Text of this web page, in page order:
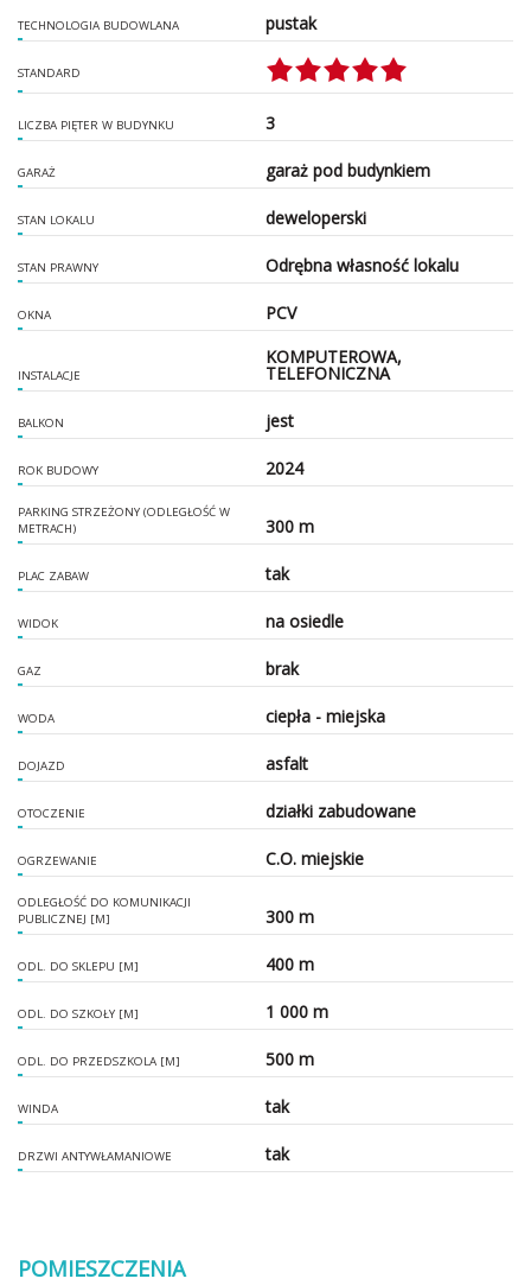
TECHNOLOGIA BUDOWLANA pustak
STANDARD
LICZBA PIĘTER W BUDYNKU 3
GARAŻ garaż pod budynkiem
STAN LOKALU deweloperski
STAN PRAWNY Odrębna własność lokalu
OKNA PCV
INSTALACJE
KOMPUTEROWA,
TELEFONICZNA
BALKON jest
ROK BUDOWY 2024
PARKING STRZEŻONY (ODLEGŁOŚĆ W
METRACH)
300 m
PLAC ZABAW tak
WIDOK na osiedle
GAZ brak
WODA ciepła - miejska
DOJAZD asfalt
OTOCZENIE działki zabudowane
OGRZEWANIE C.O. miejskie
ODLEGŁOŚĆ DO KOMUNIKACJI
PUBLICZNEJ [M]
300 m
ODL. DO SKLEPU [M] 400 m
ODL. DO SZKOŁY [M] 1 000 m
ODL. DO PRZEDSZKOLA [M] 500 m
WINDA tak
DRZWI ANTYWŁAMANIOWE tak
POMIESZCZENIA